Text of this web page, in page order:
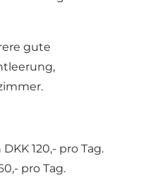
gute
120,- pro Tag.
pro Tag.